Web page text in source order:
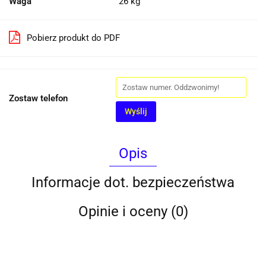
Pobierz produkt do PDF
Zostaw telefon
Wyślij
Opis
Informacje dot. bezpieczeństwa
Opinie i oceny (0)